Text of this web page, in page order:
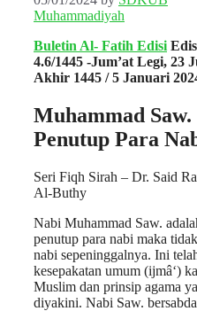
Muhammadiyah
Buletin Al- Fatih Edisi
4.6/1445 -Jum’at Legi, 23
Akhir 1445 / 5 Januari
Muhammad Saw.
Penutup Para
Seri Fiqh Sirah – Dr. Said
Al-Buthy
Nabi Muhammad Saw.
penutup para nabi maka
nabi sepeninggalnya. Ini
kesepakatan umum (ijmâ‘)
Muslim dan prinsip agama
diyakini. Nabi Saw.